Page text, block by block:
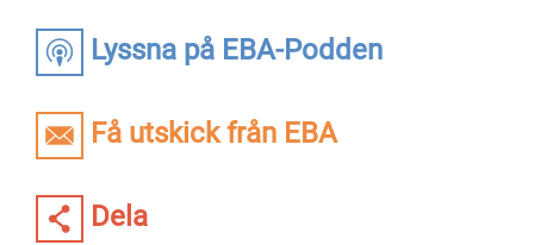
Lyssna på EBA-Podden
Få utskick från EBA
Dela